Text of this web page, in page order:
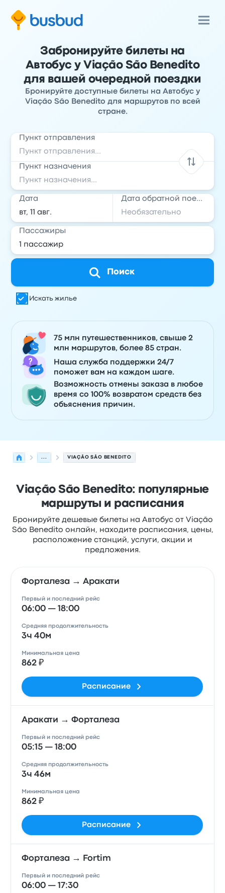
Забронируйте билеты на
Автобус у Viação São Benedito
для вашей очередной поездки
Бронируйте доступные билеты на Автобус у
Viação São Benedito для маршрутов по всей
стране.
Пункт отправления
Пункт назначения
Дата Дата обратной поездки
Пассажиры
Поиск
Искать жилье
75 млн путешественников, свыше 2
млн маршрутов, более 85 стран.
Наша служба поддержки 24/7
поможет вам на каждом шаге.
Возможность отмены заказа в любое
время со 100% возвратом средств без
объяснения причин.
... VIAÇÃO SÃO BENEDITO
Viação São Benedito: популярные
маршруты и расписания
Бронируйте дешевые билеты на Автобус от Viação
São Benedito онлайн, находите расписания, цены,
расположение станций, услуги, акции и
предложения.
Форталеза → Аракати
Первый и последний рейс
06:00 — 18:00
Средняя продолжительность
3ч 40м
Минимальная цена
862 ₽
Расписание
Аракати → Форталеза
Первый и последний рейс
05:15 — 18:00
Средняя продолжительность
3ч 46м
Минимальная цена
862 ₽
Расписание
Форталеза → Fortim
Первый и последний рейс
06:00 — 17:30